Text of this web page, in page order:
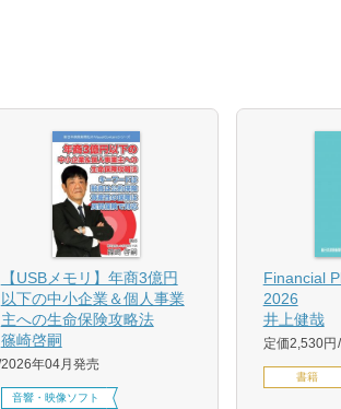
【USBメモリ】年商3億円
以下の中小企業＆個人事業
主への生命保険攻略法
篠崎啓嗣
2026年04月発売
音響・映像ソフト
Financial
2026
井上健哉
定価2,530円
書籍